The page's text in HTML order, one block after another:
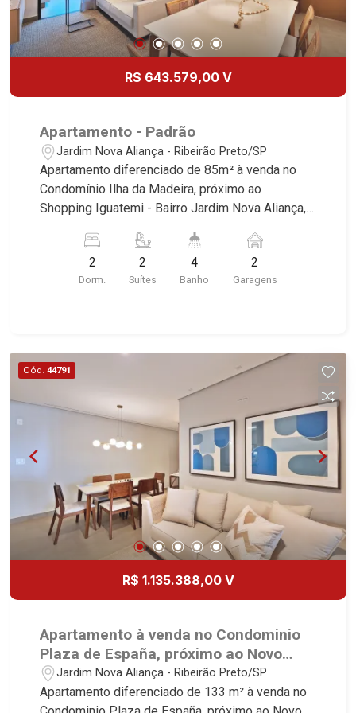
R$ 643.579,00 V
Apartamento - Padrão
Jardim Nova Aliança - Ribeirão Preto/SP
Apartamento diferenciado de 85m² à venda no
Condomínio Ilha da Madeira, próximo ao
Shopping Iguatemi - Bairro Jardim Nova Aliança,
deste imóvel que a Martinelli Imobiliária
selecionou para você: - 85m² de área útil - 2
suítes - Sala 2 ambientes - Lavabo - Cozinha -
mais informações. Martinelli Imobiliária,
referência no mercado imobiliário desde 2000.
Especialistas em Venda, Locação e
Lançamentos! Avenida João Fiúsa, 1051 - Alto da
Boa Vista | Ribeirão Preto.
2
Dorm.
2
Suítes
4
Banho
2
Garagens
Cód. 44791
R$ 1.135.388,00 V
Apartamento à venda no Condominio
Plaza de España, próximo ao Novo
Mercadão - Ribeirão Preto/SP.
Jardim Nova Aliança - Ribeirão Preto/SP
Apartamento diferenciado de 133 m² à venda no